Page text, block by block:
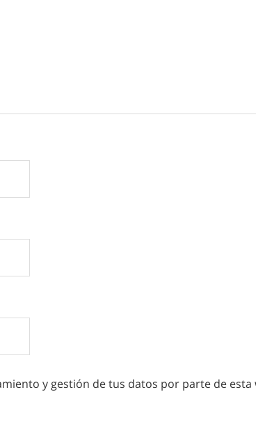
y gestión de tus datos por parte de esta